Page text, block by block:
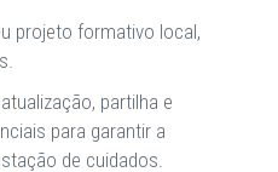
projeto formativo local,
partilha e
para garantir a
de cuidados.